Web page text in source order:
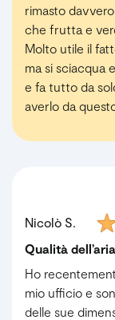
rimasto
che frutta e
Molto utile il
ma si sciacqua
e fa tutto da
averlo da
Nicolò S.
Qualità
Ho
mio ufficio e
delle sue